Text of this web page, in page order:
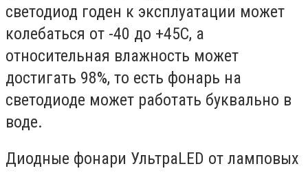
светодиод годен к эксплуатации может
колебаться от -40 до +45С, а
относительная влажность может
достигать 98%, то есть фонарь на
светодиоде может работать буквально в
воде.
Диодные фонари УльтраLED от ламповых